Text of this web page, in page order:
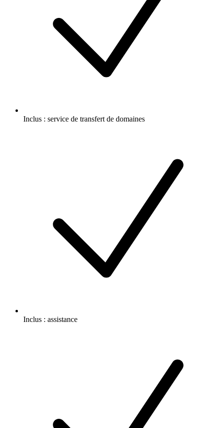
Inclus : service de transfert de domaines
Inclus : assistance